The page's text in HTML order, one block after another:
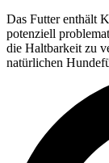
Das Futter enthält
potenziell
die Haltbarkeit zu
natürlichen